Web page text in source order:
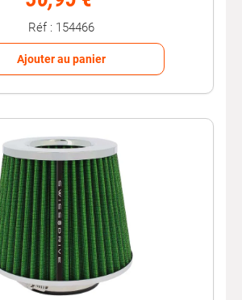
Réf : 154466
Ajouter au panier